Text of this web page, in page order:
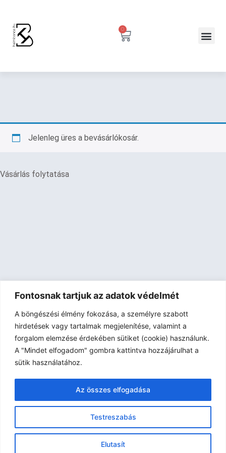
Fontosnak tartjuk az adatok védelmét
A böngészési élmény fokozása, a személyre szabott
hirdetések vagy tartalmak megjelenítése, valamint a
forgalom elemzése érdekében sütiket (cookie) használunk.
A "Mindet elfogadom" gombra kattintva hozzájárulhat a
sütik használatához.
Testreszabás
Elutasít
Az összes elfogadása
0
Jelenleg üres a bevásárlókosár.
Vásárlás folytatása
Egyéni konzultáció
Kollaboráció Tartalomgyártás
Tiktok és énmárka képzések